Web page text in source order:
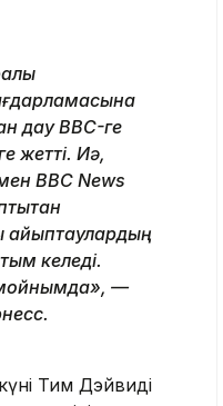
дау BBC-ге
жетті. Иә,
мен BBC News
айыптаулардың
келеді.
мойнымда», —
Тим Дэйвидің